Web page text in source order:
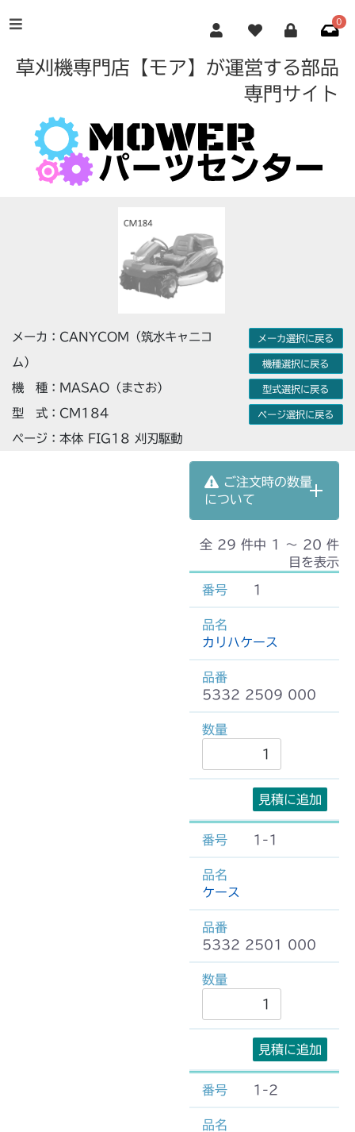
0
草刈機専門店【モア】が運営する部品
専門サイト
メーカ：CANYCOM（筑水キャニコ
ム）
機 種：MASAO（まさお）
型 式：CM184
ページ：本体 FIG18 刈刃駆動
メーカ選択に戻る
機種選択に戻る
型式選択に戻る
ページ選択に戻る
ご注文時の数量
について
全 29 件中 1 〜 20 件
目を表示
1
カリハケース
5332 2509 000
見積に追加
1-1
ケース
5332 2501 000
見積に追加
1-2